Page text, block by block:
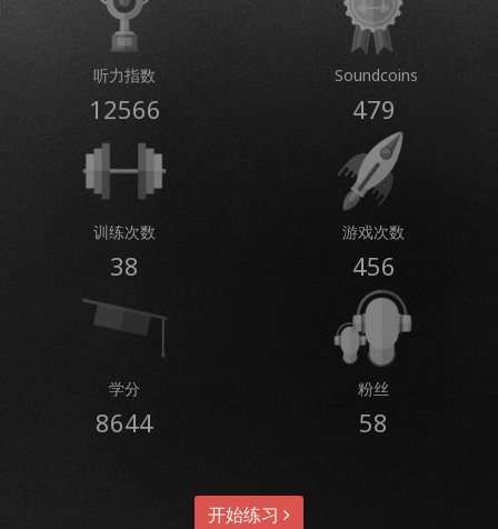
听力指数
12566
Soundcoins
479
训练次数
38
游戏次数
456
学分
8644
粉丝
58
开始练习